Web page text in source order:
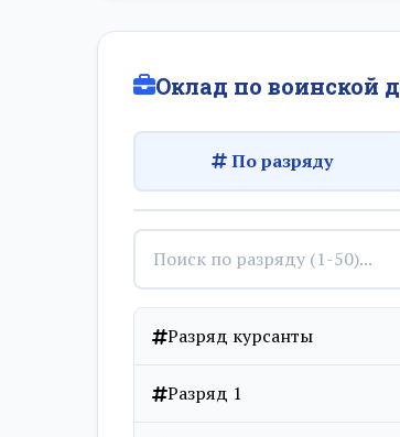
Оклад по воинской
По разряду
Разряд курсанты
Разряд 1